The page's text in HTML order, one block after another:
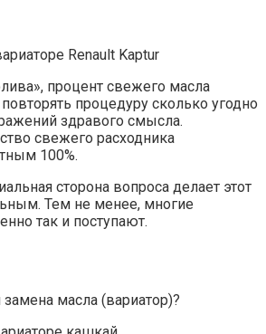
Renault Kaptur
процент свежего масла
процедуру сколько угодно
здравого смысла.
свежего расходника
100%.
сторона вопроса делает этот
Тем не менее, многие
так и поступают.
масла (вариатор)?